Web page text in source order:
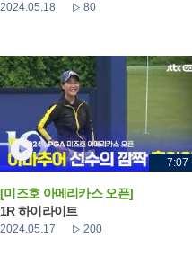
2024.05.18 80
7:07
[미즈호 아메리카스 오픈]
1R 하이라이트
2024.05.17 200